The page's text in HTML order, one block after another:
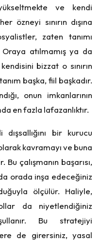
ve kendi
özneyi sınırın dışına
zaten tanımı
Oraya atılmamış ya da
bizzat o sınırın
başka, fiil başkadır.
onun imkanlarının
en fazla lafazanlıktır.
bir kurucu
kavramayı ve buna
çalışmanın başarısı,
da orada inşa edeceğiniz
ölçülür. Haliyle,
da niyetlendiğiniz
Bu stratejiyi
de girersiniz, yasal